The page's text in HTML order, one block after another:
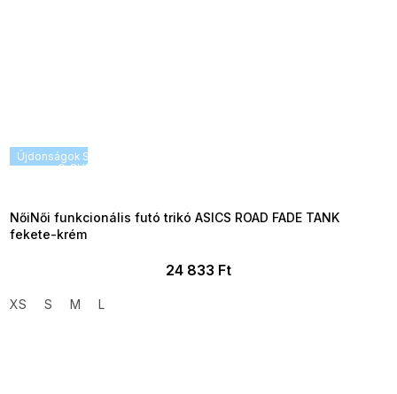
Újdonságok SUMMER SALE -35% ?
G_SUMMER35:35:HUF:P:f!2026-
NőiNői funkcionális futó trikó ASICS ROAD FADE TANK
fekete-krém
24 833 Ft
XS S M L